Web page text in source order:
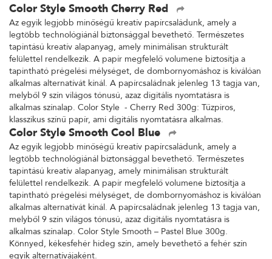
Color Style Smooth Cherry Red
Az egyik legjobb minőségű kreatív papírcsaládunk, amely a
legtöbb technológiánál biztonsággal bevethető. Természetes
tapintású kreatív alapanyag, amely minimálisan strukturált
felülettel rendelkezik. A papír megfelelő volumene biztosítja a
tapintható prégelési mélységet, de dombornyomáshoz is kiválóan
alkalmas alternatívát kínál. A papírcsaládnak jelenleg 13 tagja van,
melyből 9 szín világos tónusú, azaz digitális nyomtatásra is
alkalmas színalap. Color Style - Cherry Red 300g: Tűzpiros,
klasszikus színű papír, ami digitális nyomtatásra alkalmas.
Color Style Smooth Cool Blue
Az egyik legjobb minőségű kreatív papírcsaládunk, amely a
legtöbb technológiánál biztonsággal bevethető. Természetes
tapintású kreatív alapanyag, amely minimálisan strukturált
felülettel rendelkezik. A papír megfelelő volumene biztosítja a
tapintható prégelési mélységet, de dombornyomáshoz is kiválóan
alkalmas alternatívát kínál. A papírcsaládnak jelenleg 13 tagja van,
melyből 9 szín világos tónusú, azaz digitális nyomtatásra is
alkalmas színalap. Color Style Smooth – Pastel Blue 300g.
Könnyed, kékesfehér hideg szín, amely bevethető a fehér szín
egyik alternatívájaként.